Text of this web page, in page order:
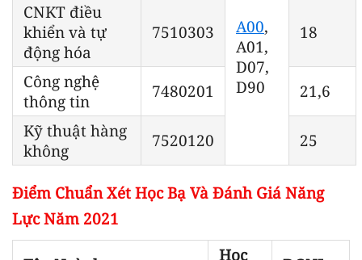
A00,
A01,
D07,
D90
CNKT điều
khiển và tự
động hóa
7510303 18
Công nghệ
thông tin
7480201
21,6
Kỹ thuật hàng
không
7520120 25
Điểm Chuẩn Xét Học Bạ Và Đánh Giá Năng
Lực Năm 2021
Học